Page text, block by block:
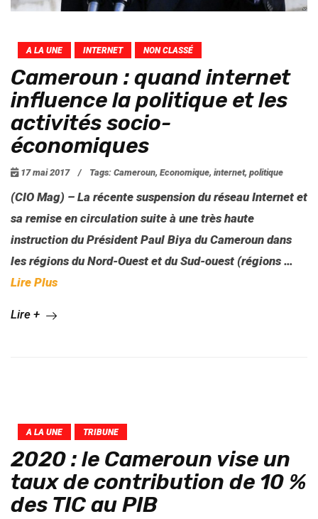
A LA UNE INTERNET NON CLASSÉ
Cameroun : quand internet
influence la politique et les
activités socio-
économiques
17 mai 2017 / Tags: Cameroun, Economique, internet, politique
(CIO Mag) – La récente suspension du réseau Internet et
sa remise en circulation suite à une très haute
instruction du Président Paul Biya du Cameroun dans
les régions du Nord-Ouest et du Sud-ouest (régions …
Lire Plus
Lire +
A LA UNE TRIBUNE
2020 : le Cameroun vise un
taux de contribution de 10 %
des TIC au PIB